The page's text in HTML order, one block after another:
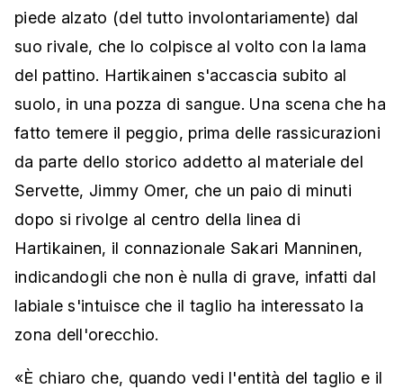
piede alzato (del tutto involontariamente) dal
suo rivale, che lo colpisce al volto con la lama
del pattino. Hartikainen s'accascia subito al
suolo, in una pozza di sangue. Una scena che ha
fatto temere il peggio, prima delle rassicurazioni
da parte dello storico addetto al materiale del
Servette, Jimmy Omer, che un paio di minuti
dopo si rivolge al centro della linea di
Hartikainen, il connazionale Sakari Manninen,
indicandogli che non è nulla di grave, infatti dal
labiale s'intuisce che il taglio ha interessato la
zona dell'orecchio.
«È chiaro che, quando vedi l'entità del taglio e il